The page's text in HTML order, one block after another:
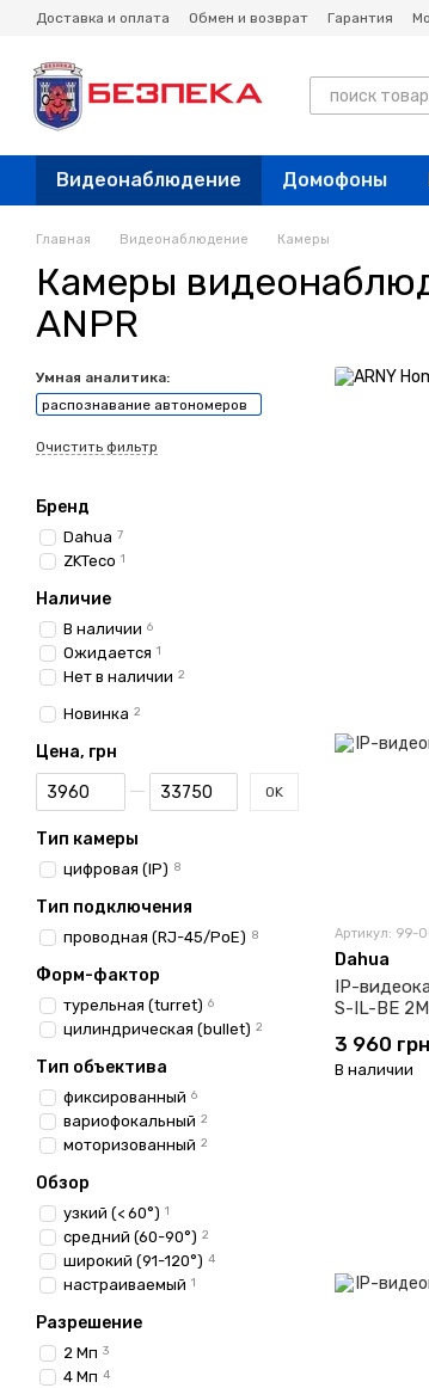
Перейти к основному контенту
Доставка и оплата Обмен и возврат Гарантия
Видеонаблюдение Домофоны
Главная Видеонаблюдение Камеры
Камеры
ANPR
Артикул: 99-
Dahua
IP-
S-IL-BE
3 960 грн
В наличии
Умная аналитика:
распознавание автономеров
Очистить фильтр
Бренд
Dahua 7
ZKTeco 1
Наличие
В наличии 6
Ожидается 1
Нет в наличии 2
Новинка 2
Цена, грн
От Цена, грн
До Цена, грн OK
Тип камеры
цифровая (IP) 8
Тип подключения
проводная (RJ-45/PoE) 8
Форм-фактор
турельная (turret) 6
цилиндрическая (bullet) 2
Тип объектива
фиксированный 6
вариофокальный 2
моторизованный 2
Обзор
узкий (< 60°) 1
средний (60-90°) 2
широкий (91-120°) 4
настраиваемый 1
Разрешение
2 Мп 3
4 Мп 4